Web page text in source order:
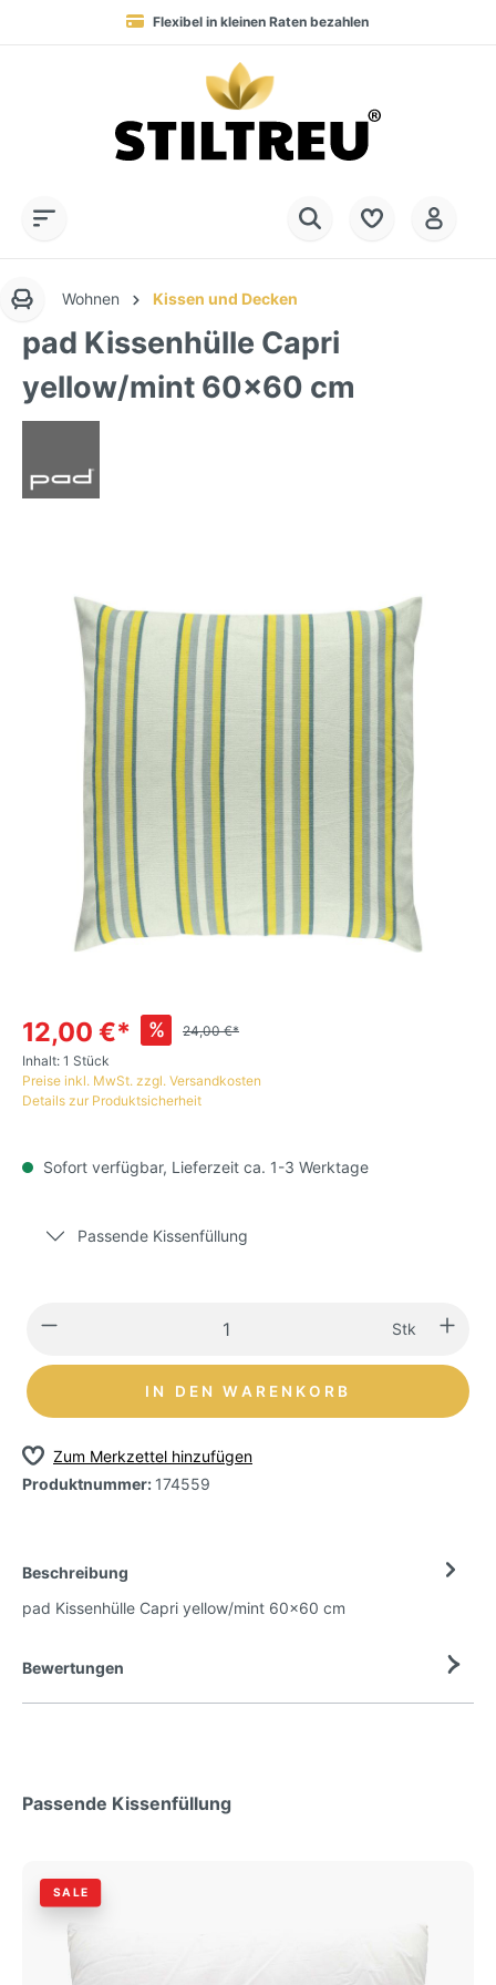
Flexibel in kleinen Raten bezahlen
Blitzversand in 1-3 Werktagen nach DE, AT & NL
+49 (0) 28 32 - 408 990 0
Dauerhaft hohe Warenverfügbarkeit
SSL-verschlüsselt online einkaufen
Wohnen Kissen und Decken
pad Kissenhülle Capri
yellow/mint 60x60 cm
12,00 €* %
24,00 €*
Inhalt: 1 Stück
Preise inkl. MwSt. zzgl. Versandkosten
Details zur Produktsicherheit
Sofort verfügbar, Lieferzeit ca. 1-3 Werktage
Passende Kissenfüllung
Stk
IN DEN WARENKORB
Zum Merkzettel hinzufügen
Produktnummer: 174559
Beschreibung
pad Kissenhülle Capri yellow/mint 60x60 cm
Bewertungen
Passende Kissenfüllung
SALE